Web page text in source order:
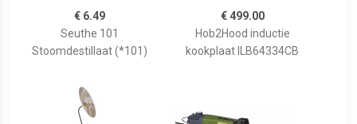
€ 6.49
Seuthe 101
Stoomdestillaat (*101)
€ 499.00
Hob2Hood inductie
kookplaat ILB64334CB